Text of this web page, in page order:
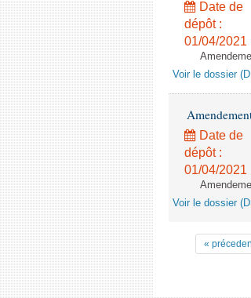
Date de
dépôt :
01/04/2021
Voir le dossier
Date de
dépôt :
01/04/2021
Voir le dossier
«